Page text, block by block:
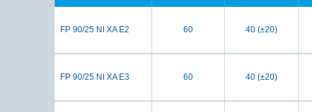
FP 90/25 NI XA E2 60 40 (±20)
FP 90/25 NI XA E3 60 40 (±20)